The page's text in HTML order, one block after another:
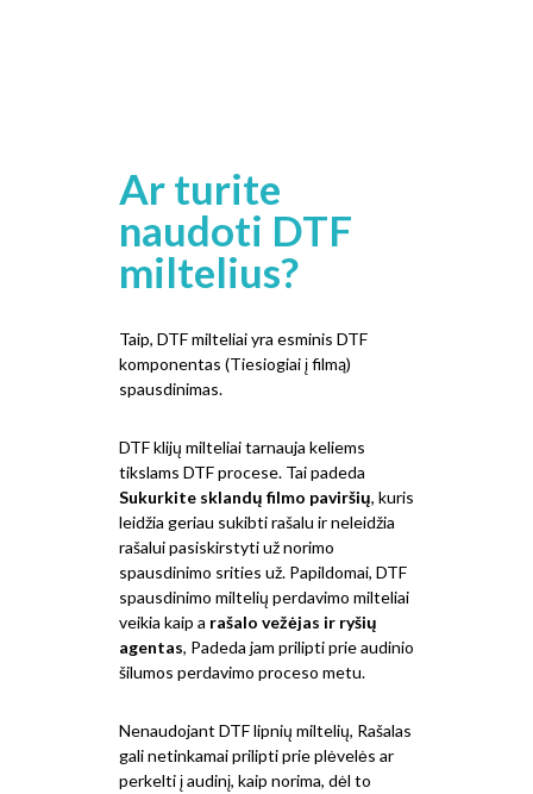
Ar turite
naudoti DTF
miltelius?
Taip, DTF milteliai yra esminis DTF
komponentas (Tiesiogiai į filmą)
spausdinimas.
DTF klijų milteliai tarnauja keliems
tikslams DTF procese. Tai padeda
Sukurkite sklandų filmo paviršių, kuris
leidžia geriau sukibti rašalu ir neleidžia
rašalui pasiskirstyti už norimo
spausdinimo srities už. Papildomai, DTF
spausdinimo miltelių perdavimo milteliai
veikia kaip a rašalo vežėjas ir ryšių
agentas, Padeda jam prilipti prie audinio
šilumos perdavimo proceso metu.
Nenaudojant DTF lipnių miltelių, Rašalas
gali netinkamai prilipti prie plėvelės ar
perkelti į audinį, kaip norima, dėl to